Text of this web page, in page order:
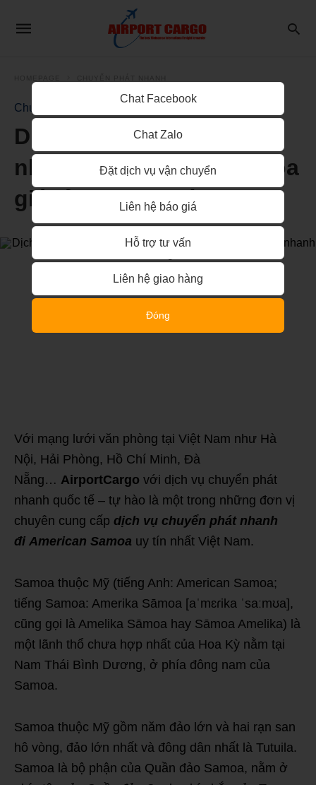
Chuyển Phát Nhanh
Dịch vụ chuyển phát
nhanh đi American Samoa
giá rẻ nhanh chóng
Với mạng lưới văn phòng tại Việt Nam như Hà
Nội, Hải Phòng, Hồ Chí Minh, Đà
Nẵng… AirportCargo với dịch vụ chuyển phát
nhanh quốc tế – tự hào là một trong những đơn vị
chuyên cung cấp dịch vụ chuyển phát nhanh
đi American Samoa uy tín nhất Việt Nam.
Samoa thuộc Mỹ (tiếng Anh: American Samoa;
tiếng Samoa: Amerika Sāmoa [aˈmɛɾika ˈsaːmʊa],
cũng gọi là Amelika Sāmoa hay Sāmoa Amelika) là
một lãnh thổ chưa hợp nhất của Hoa Kỳ nằm tại
Nam Thái Bình Dương, ở phía đông nam của
Samoa.
Samoa thuộc Mỹ gồm năm đảo lớn và hai rạn san
hô vòng, đảo lớn nhất và đông dân nhất là Tutuila.
Samoa là bộ phận của Quần đảo Samoa, nằm ở
Chat Facebook
Chat Zalo
Đặt dịch vụ vận chuyển
Liên hệ báo giá
Hỗ trợ tư vấn
Liên hệ giao hàng
Đóng